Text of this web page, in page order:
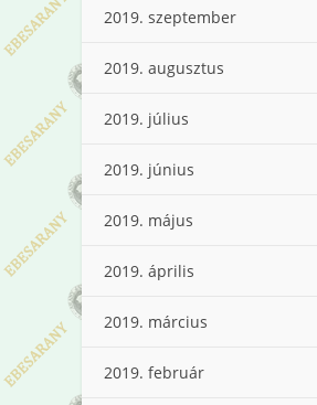
2019. szeptember
2019. augusztus
2019. július
2019. június
2019. május
2019. április
2019. március
2019. február